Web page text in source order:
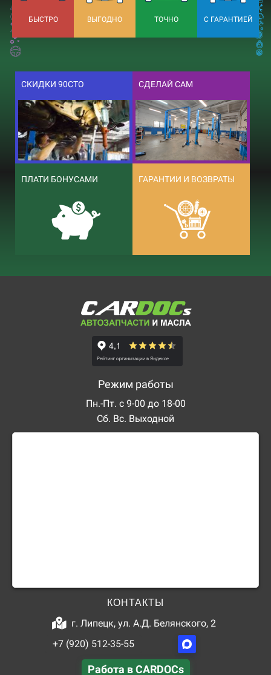
БЫСТРО ВЫГОДНО ТОЧНО С ГАРАНТИЕЙ
СКИДКИ 90СТО СДЕЛАЙ САМ
ПЛАТИ БОНУСАМИ ГАРАНТИИ И ВОЗВРАТЫ
Режим работы
Пн.-Пт. с 9-00 до 18-00
Сб. Вс. Выходной
КОНТАКТЫ
г. Липецк, ул. А.Д. Белянского, 2
+7 (920) 512-35-55
Работа в CARDOCs